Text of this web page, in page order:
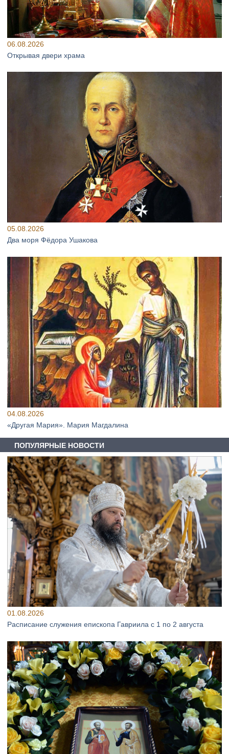
06.08.2026
Открывая двери храма
05.08.2026
Два моря Фёдора Ушакова
04.08.2026
«Другая Мария». Мария Магдалина
ПОПУЛЯРНЫЕ НОВОСТИ
01.08.2026
Расписание служения епископа Гавриила с 1 по 2 августа